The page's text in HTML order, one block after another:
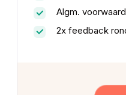
Algm.
2x feedback